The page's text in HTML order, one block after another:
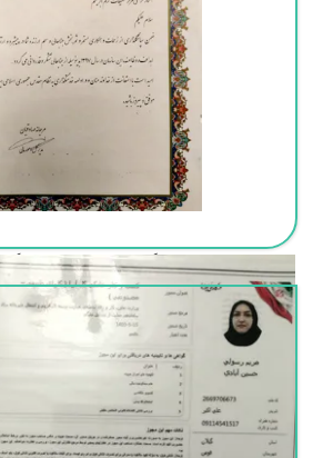
گواهی کسب و کار خانگی